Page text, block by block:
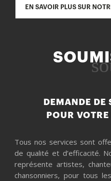
EN SAVOIR PLUS SUR
DEMANDE DE
POUR
Tous nos services sont
de qualité et d’efficacité.
représente artistes,
chansonniers, pour tous